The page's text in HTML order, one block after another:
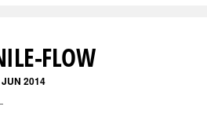
FLOW
2014